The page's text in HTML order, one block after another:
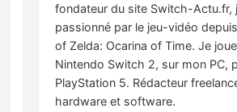
fondateur du site Switch-Actu.fr,
passionné par le jeu-vidéo
of Zelda: Ocarina of Time. Je
Nintendo Switch 2, sur mon PC,
PlayStation 5. Rédacteur
hardware et software.